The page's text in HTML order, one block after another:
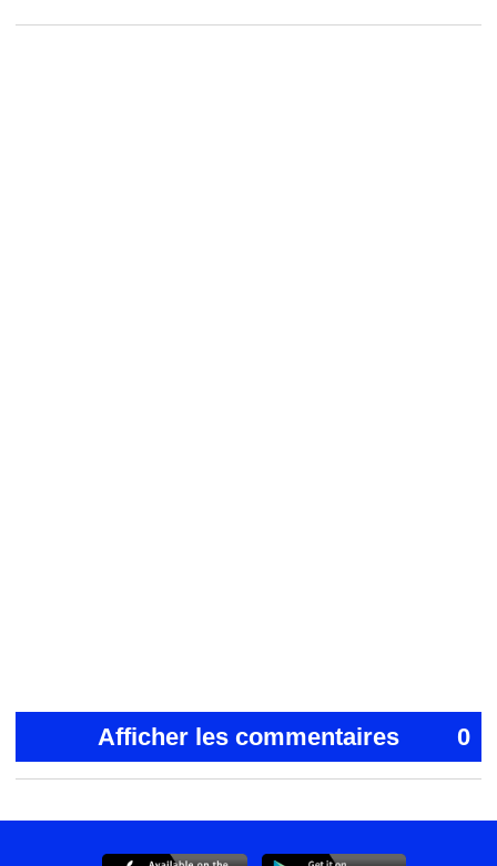
Afficher les commentaires 0